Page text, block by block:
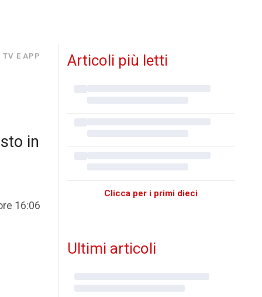
TV E APP
in
16:06
Articoli più letti
Clicca per i primi dieci
Ultimi articoli